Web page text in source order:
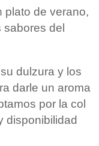
plato de verano,
sabores del
dulzura y los
darle un aroma
por la col
disponibilidad